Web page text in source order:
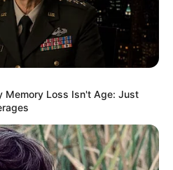
Memory Loss Isn't Age: Just